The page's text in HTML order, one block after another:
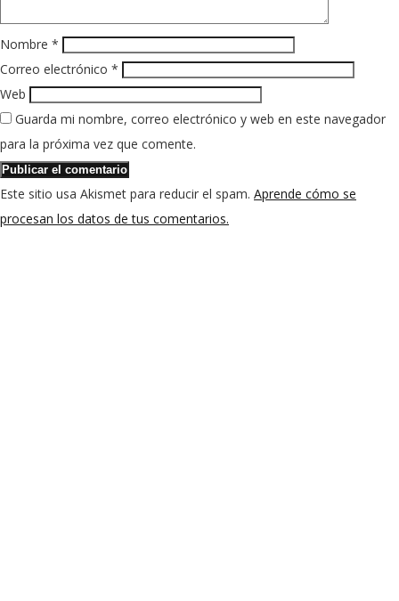
Nombre *
Correo electrónico *
Web
Guarda mi nombre, correo electrónico y web en este navegador
para la próxima vez que comente.
Este sitio usa Akismet para reducir el spam. Aprende cómo se
procesan los datos de tus comentarios.